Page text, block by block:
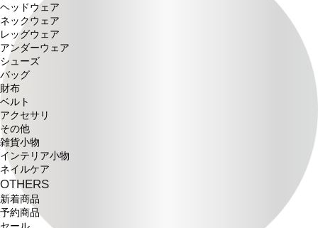
ヘッドウェア
ネックウェア
レッグウェア
アンダーウェア
シューズ
バッグ
財布
ベルト
アクセサリ
その他
雑貨小物
インテリア小物
ネイルケア
OTHERS
新着商品
予約商品